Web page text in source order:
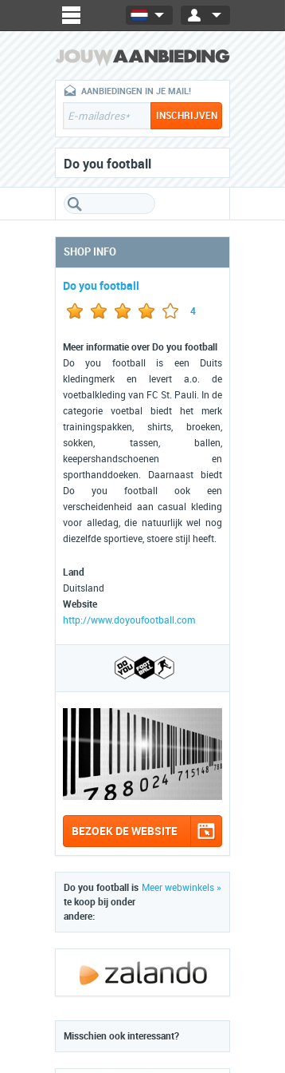
AANBIEDINGEN IN JE MAIL!
Do you football
SHOP INFO
Do you football
4
Meer informatie over Do you football
Do you football is een Duits
kledingmerk en levert a.o. de
voetbalkleding van FC St. Pauli. In de
categorie voetbal biedt het merk
trainingspakken, shirts, broeken,
sokken, tassen, ballen,
keepershandschoenen en
sporthanddoeken. Daarnaast biedt
Do you football ook een
verscheidenheid aan casual kleding
voor alledag, die natuurlijk wel nog
diezelfde sportieve, stoere stijl heeft.
Land
Duitsland
Website
http://www.doyoufootball.com
BEZOEK DE WEBSITE
Meer webwinkels »
Do you football is
te koop bij onder
andere:
Misschien ook interessant?